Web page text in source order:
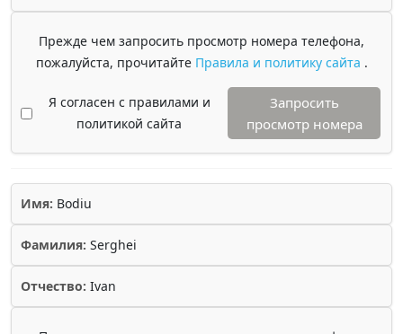
Прежде чем запросить просмотр номера телефона,
пожалуйста, прочитайте Правила и политику сайта .
Я согласен с правилами и
политикой сайта
Запросить
просмотр номера
Имя: Bodiu
Фамилия: Serghei
Отчество: Ivan